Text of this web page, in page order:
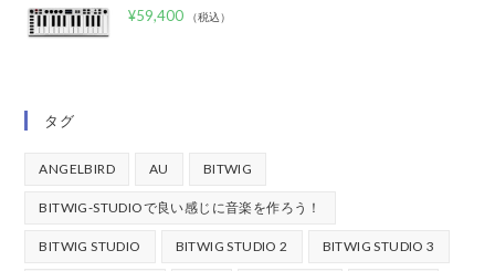
¥59,400 （税込）
タグ
ANGELBIRD AU BITWIG
BITWIG-STUDIOで良い感じに音楽を作ろう！
BITWIG STUDIO BITWIG STUDIO 2 BITWIG STUDIO 3